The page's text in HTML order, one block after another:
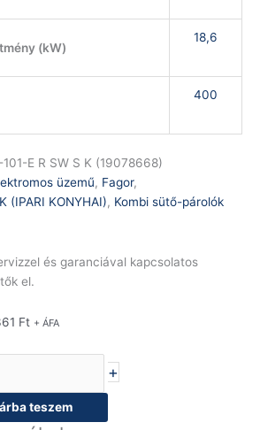
(kW)
18,6
400
101-E R SW S K (19078668)
üzemű, Fagor,
(IPARI KONYHAI), Kombi sütő-párolók
és garanciával kapcsolatos
el.
Ft + ÁFA
+
teszem